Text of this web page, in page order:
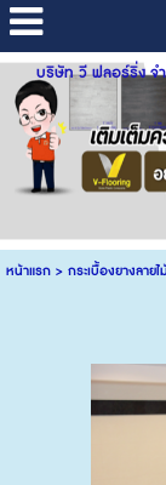
บริษัท วี ฟลอร์ริ่ง จ
หน้าแรก> กระเบื้องยางลายไ